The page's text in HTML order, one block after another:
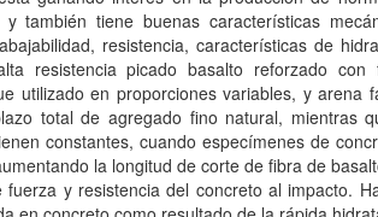
también tiene buenas características
resistencia, características de
resistencia picado basalto reforzado con
utilizado en proporciones variables, y arena
total de agregado fino natural, mientras
constantes, cuando especímenes de
la longitud de corte de fibra de
y resistencia del concreto al impacto.